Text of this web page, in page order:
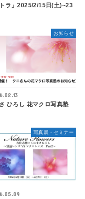
ラ」2025/2/15日(土)~23
お知らせ
ひろし 花マクロ写真塾
写真展・セミナー